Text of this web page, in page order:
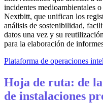
incidentes medioambientales
Nextbitt, que unifican los
análisis de sostenibilidad,
datos una vez y su
para la elaboración de
Plataforma de operaciones
Hoja de ruta: de
de instalaciones